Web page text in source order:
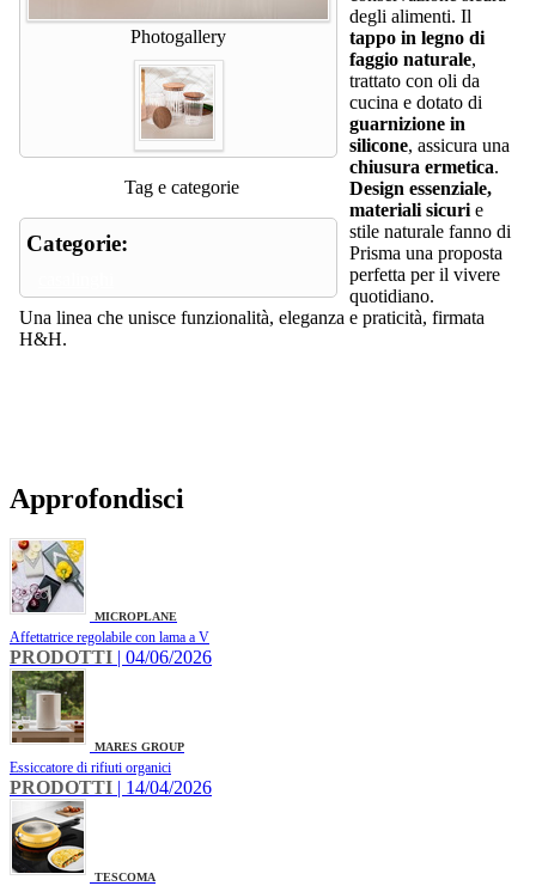
Photogallery
Tag e categorie
Categorie:
degli alimenti. Il
tappo in legno di
faggio naturale,
trattato con oli da
cucina e dotato di
guarnizione in
silicone, assicura una
chiusura ermetica.
Design essenziale,
materiali sicuri e
stile naturale fanno di
Prisma una proposta
perfetta per il vivere
quotidiano.
Una linea che unisce funzionalità, eleganza e praticità, firmata
H&H.
Approfondisci
MICROPLANE
Affettatrice regolabile con lama a V
PRODOTTI | 04/06/2026
MARES GROUP
Essiccatore di rifiuti organici
PRODOTTI | 14/04/2026
TESCOMA